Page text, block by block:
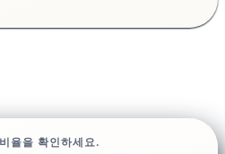
율을 확인하세요.